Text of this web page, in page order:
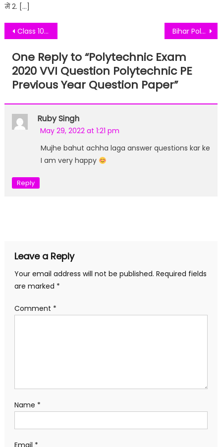
में 2. […]
Post
navigation
Class 10th Sanskrit VVI Objective मंङगलम् Chapter Question Bihar Polytechnic PE Exam 2020 Chemistry Previous Year Question Bank Polytechnic Exam Question
One Reply to “Polytechnic Exam
2020 VVI Question Polytechnic PE
Previous Year Question Paper”
Ruby Singh
May 29, 2022 at 1:21 pm
Mujhe bahut achha laga answer questions kar ke
I am very happy
Reply
Leave a Reply
Your email address will not be published. Required fields
are marked *
Comment *
Name *